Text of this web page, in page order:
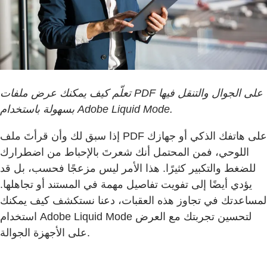
تعلّم كيف يمكنك عرض ملفات PDF على الجوال والتنقل فيها
بسهولة باستخدام Adobe Liquid Mode‏.
إذا سبق لك وأن قرأتَ ملف PDF على هاتفك الذكي أو جهازك
اللوحي، فمن المحتمل أنك شعرتَ بالإحباط من اضطرارك
للضغط والتكبير كثيرًا. هذا الأمر ليس مزعجًا فحسب، بل قد
يؤدي أيضًا إلى تفويت تفاصيل مهمة في المستند أو تجاهلها.
لمساعدتك في تجاوز هذه العقبات، دعنا نستكشف كيف يمكنك
استخدام Adobe Liquid Mode لتحسين تجربتك مع العرض
على الأجهزة الجوالة.